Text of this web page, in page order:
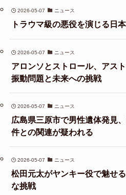
2026-05-07 ニュース
トラウマ級の悪役を演じる日
2026-05-07 ニュース
アロンソとストロール、アス
振動問題と未来への挑戦
2026-05-07 ニュース
広島県三原市で男性遺体発見
件との関連が疑われる
2026-05-07 ニュース
松田元太がヤンキー役で魅せ
な挑戦